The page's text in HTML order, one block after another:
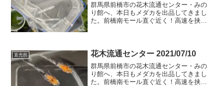
群馬県前橋市の花木流通センター・みの
り館へ、本日もメダカを出品してきまし
た。前橋南モール直ぐ近く！高速を挟ん
ルド肉眼ではもう少し...
直売所 花木流通センター 2021/07/10
群馬県前橋市の花木流通センター・みの
り館へ、本日もメダカを出品してきまし
た。前橋南モール直ぐ近く！高速を挟ん